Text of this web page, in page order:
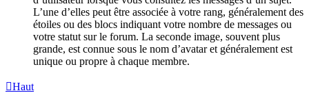
L’une d’elles peut être associée à votre rang, généralement des
étoiles ou des blocs indiquant votre nombre de messages ou
votre statut sur le forum. La seconde image, souvent plus
grande, est connue sous le nom d’avatar et généralement est
unique ou propre à chaque membre.
Haut